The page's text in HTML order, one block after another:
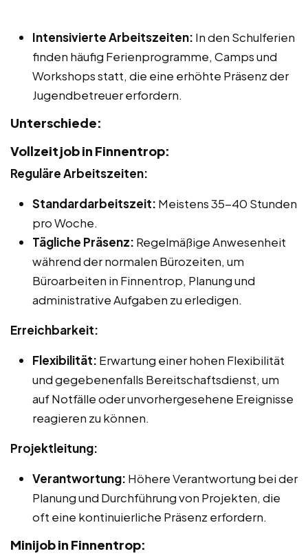
Intensivierte Arbeitszeiten: In den Schulferien
finden häufig Ferienprogramme, Camps und
Workshops statt, die eine erhöhte Präsenz der
Jugendbetreuer erfordern.
Unterschiede:
Vollzeitjob in Finnentrop:
Reguläre Arbeitszeiten:
Standardarbeitszeit: Meistens 35-40 Stunden
pro Woche.
Tägliche Präsenz: Regelmäßige Anwesenheit
während der normalen Bürozeiten, um
Büroarbeiten in Finnentrop, Planung und
administrative Aufgaben zu erledigen.
Erreichbarkeit:
Flexibilität: Erwartung einer hohen Flexibilität
und gegebenenfalls Bereitschaftsdienst, um
auf Notfälle oder unvorhergesehene Ereignisse
reagieren zu können.
Projektleitung:
Verantwortung: Höhere Verantwortung bei der
Planung und Durchführung von Projekten, die
oft eine kontinuierliche Präsenz erfordern.
Minijob in Finnentrop: